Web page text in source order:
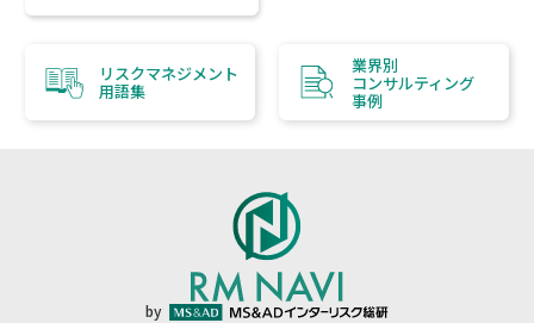
リスクマネジメント
用語集
業界別
コンサルティング
事例
by